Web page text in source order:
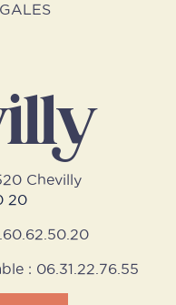
Chevilly
20
: 06.31.22.76.55